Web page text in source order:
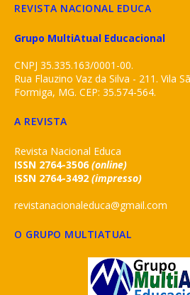
REVISTA NACIONAL EDUCA
Grupo MultiAtual Educacional
CNPJ 35.335.163/0001-00.
Rua Flauzino Vaz da Silva - 211. Vila
Formiga, MG. CEP: 35.574-564.
A REVISTA
Revista Nacional Educa
ISSN 2764-3506(online)
ISSN 2764-3492 (impresso)
revistanacionaleduca@gmail.com
O GRUPO MULTIATUAL